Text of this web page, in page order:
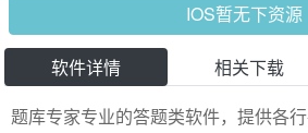
IOS暂无下资源
软件详情 相关下载
题库专家专业的答题类软件，提供各